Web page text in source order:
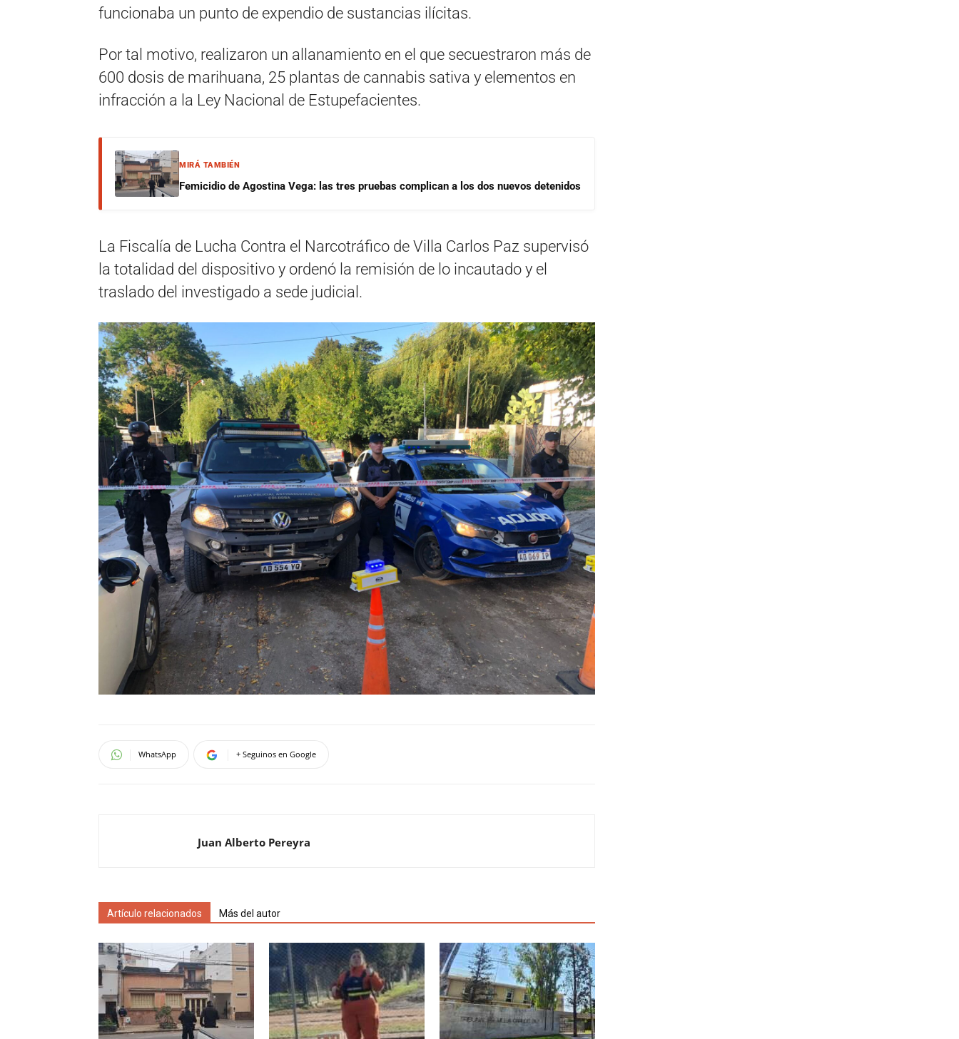
funcionaba un punto de expendio de sustancias ilícitas.
Por tal motivo, realizaron un allanamiento en el que secuestraron más de
600 dosis de marihuana, 25 plantas de cannabis sativa y elementos en
infracción a la Ley Nacional de Estupefacientes.
MIRÁ TAMBIÉN
Femicidio de Agostina Vega: las tres pruebas complican a los dos nuevos detenidos
La Fiscalía de Lucha Contra el Narcotráfico de Villa Carlos Paz supervisó
la totalidad del dispositivo y ordenó la remisión de lo incautado y el
traslado del investigado a sede judicial.
WhatsApp + Seguinos en Google
Juan Alberto Pereyra
Artículo relacionados Más del autor